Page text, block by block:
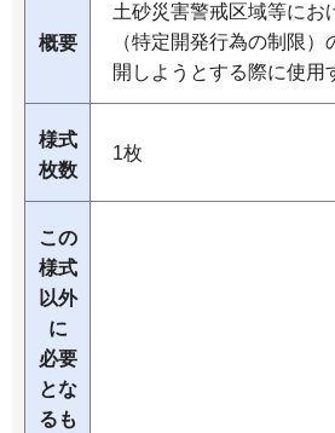
概要
土砂災害警戒区域等にお
（特定開発行為の制限
開しようとする際に使用
様式
枚数
1枚
この
様式
以外
に
必要
とな
るも